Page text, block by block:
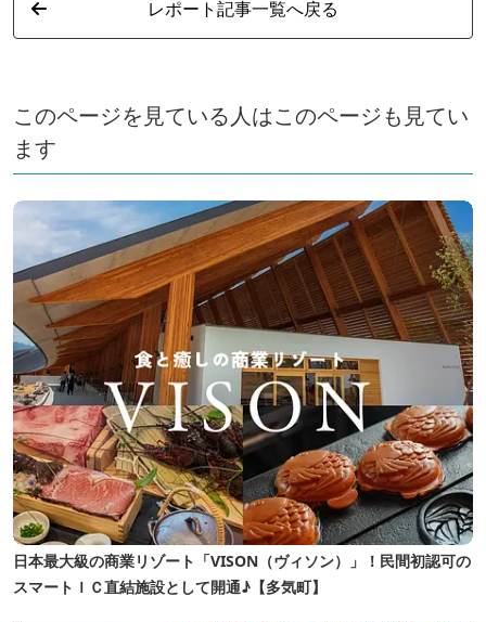
す。地元のスギ材を用いた大浴場は、泡風呂を備えた
「上忍の湯」、打たせ湯を備えた「くのいちの湯」の二
ます。 大浴場から露天風呂へと続く回廊を上がるとと
岩組み造りの「半蔵の湯」、木造りの「かげろうの湯」
があり、四季のうつろいを存分に感じて頂き、山と木々
は大きく3つの館があり、渓谷美と中庭を望む新館「こ
もれびの館」、情緒ある「本館」、そしてここでしか味
わえない料理「あみ焼き」をお召し上がりいただける別
館「楓韻の館」をご用意しております。 三重ブランド
「伊賀牛」をはじめとした伊賀の旬を用いた月替わりの
会席料理。堀りこたつの食事処囲炉裏茶屋「ごえもん
亭」で、伊賀牛や山海の幸を焼いてお召し上がりいただ
く名物の「あみ焼き料理」に下鼓を。 回廊を上り情緒
あふれる露天風呂から望む渓谷の美、三重ブランド「伊
賀牛」をはじめとした、伊賀米コシヒカリ、伊賀の地酒
など、伊賀の旬のお料理をご堪能ください。
レポート記事一覧へ戻る
このページを見ている人はこのページも見てい
ます
日本最大級の商業リゾート「VISON（ヴィソン）」！民間初認可の
スマートＩＣ直結施設として開通♪【多気町】